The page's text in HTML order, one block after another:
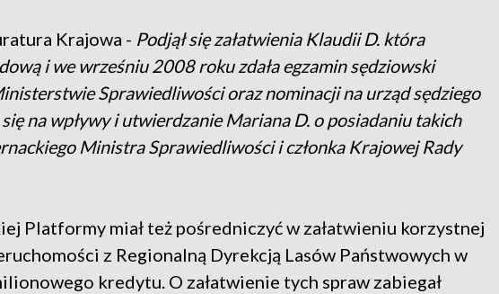
Krajowa - Podjął się załatwienia Klaudii D. która
i we wrześniu 2008 roku zdała egzamin sędziowski
Sprawiedliwości oraz nominacji na urząd sędziego
na wpływy i utwierdzanie Mariana D. o posiadaniu takich
Ministra Sprawiedliwości i członka Krajowej Rady
Platformy miał też pośredniczyć w załatwieniu korzystnej
z Regionalną Dyrekcją Lasów Państwowych w
kredytu. O załatwienie tych spraw zabiegał